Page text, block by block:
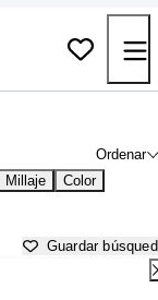
Ordenar
Millaje Color
Guardar